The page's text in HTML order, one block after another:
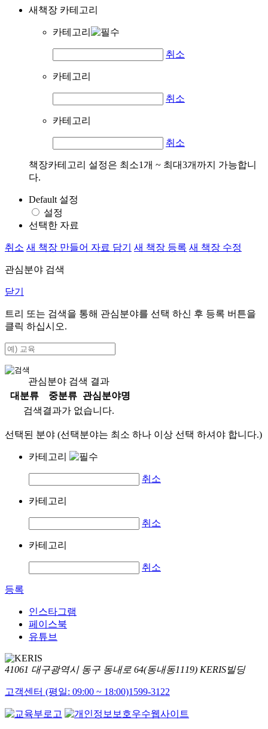
새책장 카테고리
카테고리
취소
카테고리
취소
카테고리
취소
책장카테고리 설정은 최소1개 ~ 최대3개까지 가능합니
다.
Default 설정
설정
선택한 자료
취소 새 책장 만들어 자료 담기 새 책장 등록 새 책장 수정
관심분야 검색
닫기
트리 또는 검색을 통해 관심분야를 선택 하신 후 등록 버튼을
클릭 하십시오.
관심분야 검색 결과
대분류
중분류
관심분야명
검색결과가 없습니다.
선택된 분야 (선택분야는 최소 하나 이상 선택 하셔야 합니다.)
카테고리
취소
카테고리
취소
카테고리
취소
등록
인스타그램
페이스북
유튜브
41061 대구광역시 동구 동내로 64(동내동1119) KERIS빌딩
고객센터 (평일: 09:00 ~ 18:00)1599-3122